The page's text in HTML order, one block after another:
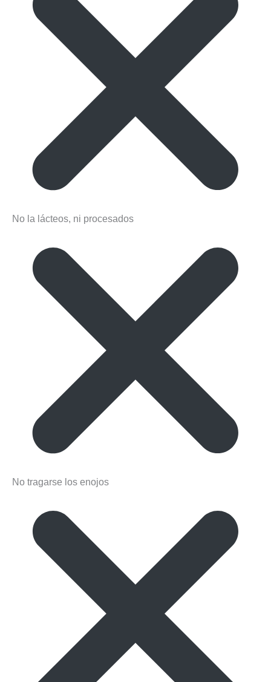
No la lácteos, ni procesados
No tragarse los enojos